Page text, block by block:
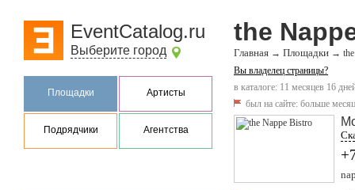
EventCatalog.ru
Выберите город
Площадки Артисты
Подрядчики Агентства
the
Главная → Площадки →
Вы владелец страницы?
в каталоге: 11 месяцев 16
был на сайте: больше